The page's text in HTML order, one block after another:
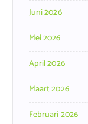
Juni 2026
Mei 2026
April 2026
Maart 2026
Februari 2026